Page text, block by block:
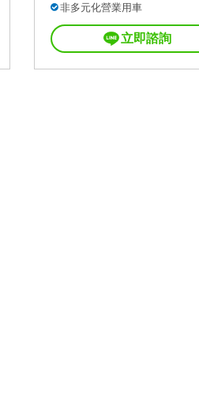
非多元化營業用車
立即諮詢